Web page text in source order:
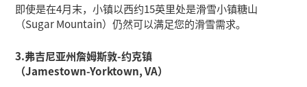
即使是在4月末，小镇以西约15英里处是滑雪小镇糖山
（Sugar Mountain）仍然可以满足您的滑雪需求。
3.弗吉尼亚州詹姆斯敦-约克镇
（Jamestown-Yorktown, VA）